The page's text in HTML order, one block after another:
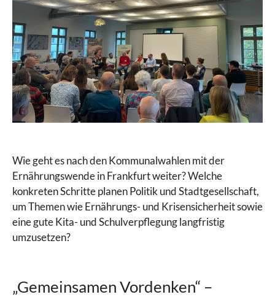
Wie geht es nach den Kommunalwahlen mit der
Ernährungswende in Frankfurt weiter? Welche
konkreten Schritte planen Politik und Stadtgesellschaft,
um Themen wie Ernährungs- und Krisensicherheit sowie
eine gute Kita- und Schulverpflegung langfristig
umzusetzen?
„Gemeinsamen Vordenken“ –